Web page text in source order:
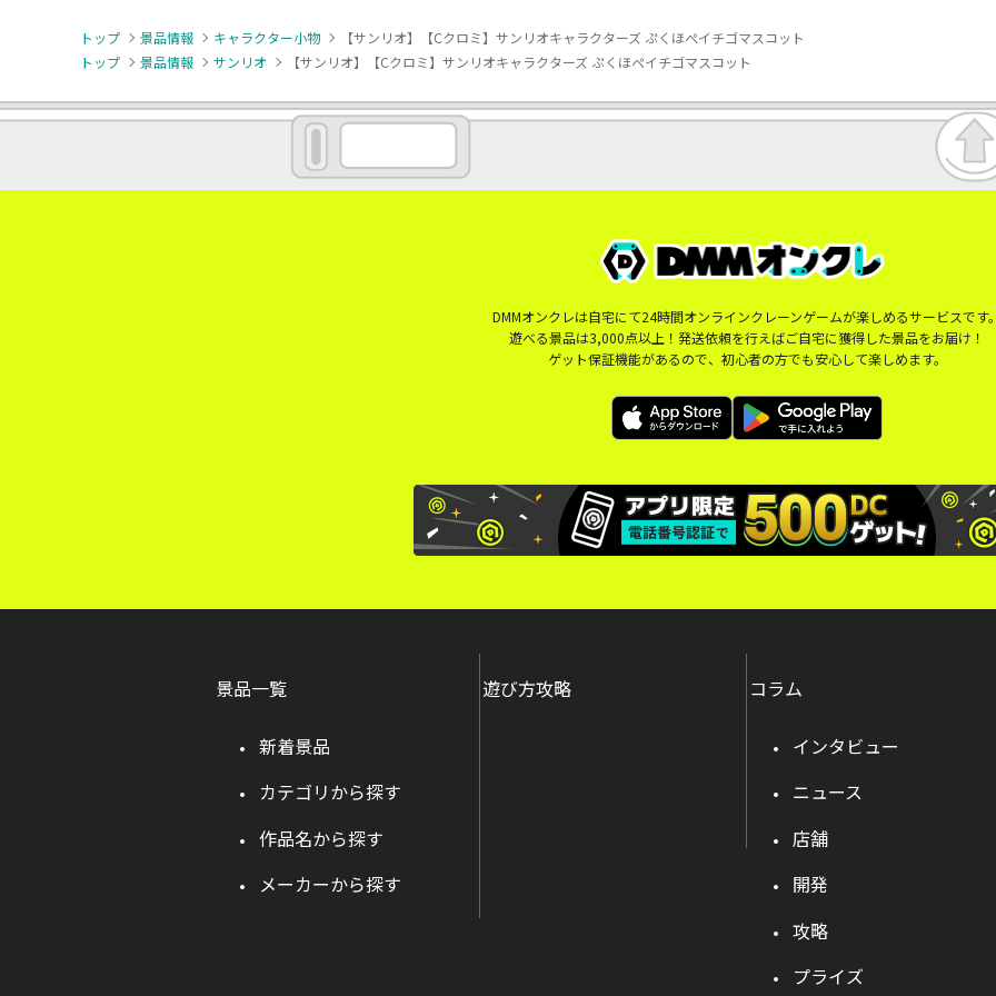
トップ 景品情報 キャラクター小物
【サンリオ】【Cクロミ】サンリオキャラクターズ ぷくほぺイチゴマスコット
トップ
景品情報 サンリオ 【サンリオ】【Cクロミ】サンリオキャラクターズ ぷくほぺイチゴマスコット
DMMオンクレは自宅にて24時間オンラインクレーンゲームが楽しめるサービスです
遊べる景品は3,000点以上！発送依頼を行えばご自宅に獲得した景品をお届け！
ゲット保証機能があるので、初心者の方でも安心して楽しめます。
景品一覧
新着景品
カテゴリから探す
作品名から探す
メーカーから探す
遊び方攻略 コラム
インタビュー
ニュース
店舗
開発
攻略
プライズ